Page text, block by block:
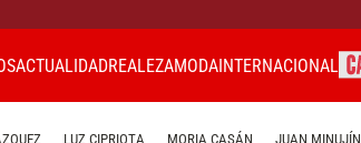
ACTUALIDADREALEZAMODAINTERNACIONAL
LUZ CIPRIOTA MORIA CASÁN JUAN MINUJÍN